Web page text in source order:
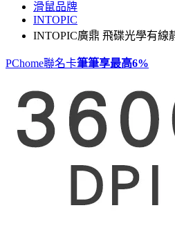
滑鼠品牌
INTOPIC
INTOPIC廣鼎 飛碟光學有線
PChome聯名卡筆筆享最高6%